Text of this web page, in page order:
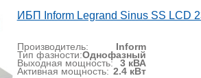
ИБП Inform Legrand Sinus SS LCD
Производитель: Inform
Тип фазности:Однофазный
Выходная мощность: 3 кВА
Активная мощность: 2.4 кВт